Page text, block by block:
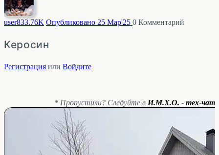
user833.76K Опубликовано 25 Мар'25 0 Комментарий
Керосин
Регистрация или Войдите
* Пропустили? Следуйте в И.М.Х.О. - тех-чат